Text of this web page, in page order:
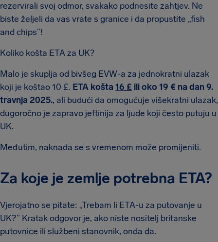
rezervirali svoj odmor, svakako podnesite zahtjev. Ne
biste željeli da vas vrate s granice i da propustite „fish
and chips”!
Koliko košta ETA za UK?
Malo je skuplja od bivšeg EVW-a za jednokratni ulazak
koji je koštao 10 £. ETA košta 16 £ ili oko 19 € na dan 9.
travnja 2025., ali budući da omogućuje višekratni ulazak,
dugoročno je zapravo jeftinija za ljude koji često putuju u
UK.
Međutim, naknada se s vremenom može promijeniti.
Za koje je zemlje potrebna ETA?
Vjerojatno se pitate: „Trebam li ETA-u za putovanje u
UK?” Kratak odgovor je, ako niste nositelj britanske
putovnice ili službeni stanovnik, onda da.